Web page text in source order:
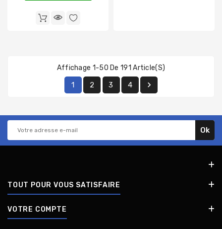
Affichage 1-50 De 191 Article(s)
1 2 3 4 
TOUT POUR VOUS SATISFAIRE
VOTRE COMPTE